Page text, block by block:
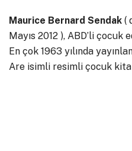
Maurice Bernard Sendak (
Mayıs 2012 ), ABD’li çocuk
En çok 1963 yılında
Are isimli resimli çocuk